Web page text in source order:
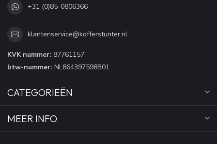
+31 (0)85-0806366
klantenservice@kofferstunter.nl
KVK nummer: 87761157
btw-nummer: NL864397598B01
CATEGORIEËN
MEER INFO